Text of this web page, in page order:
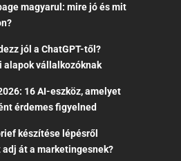
magyarul: mire jó és mit
jól a ChatGPT-től?
alapok vállalkozóknak
16 AI-eszköz, amelyet
érdemes figyelned
készítése lépésről
adj át a marketingesnek?